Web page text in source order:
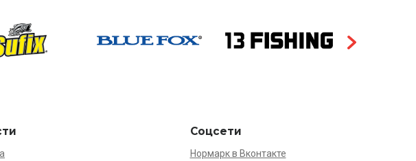
Соцсети
Нормарк в Вконтакте